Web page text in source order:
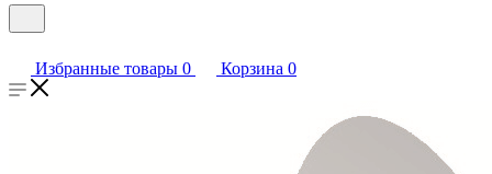
Избранные товары 0 Корзина 0